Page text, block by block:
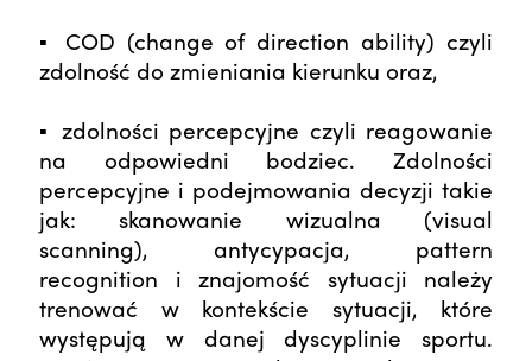
▪ COD (change of direction ability) czyli
zdolność do zmieniania kierunku oraz,
▪ zdolności percepcyjne czyli reagowanie
na odpowiedni bodziec. Zdolności
percepcyjne i podejmowania decyzji takie
jak: skanowanie wizualna (visual
scanning), antycypacja, pattern
recognition i znajomość sytuacji należy
trenować w kontekście sytuacji, które
występują w danej dyscyplinie sportu.